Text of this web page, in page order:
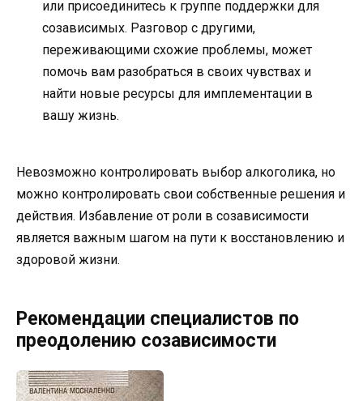
или присоединитесь к группе поддержки для
созависимых. Разговор с другими,
переживающими схожие проблемы, может
помочь вам разобраться в своих чувствах и
найти новые ресурсы для имплементации в
вашу жизнь.
Невозможно контролировать выбор алкоголика, но
можно контролировать свои собственные решения и
действия. Избавление от роли в созависимости
является важным шагом на пути к восстановлению и
здоровой жизни.
Рекомендации специалистов по
преодолению созависимости